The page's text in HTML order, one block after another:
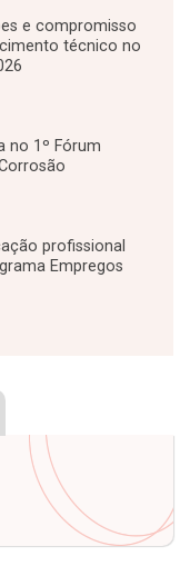
e compromisso
técnico no
no 1º Fórum
profissional
Empregos